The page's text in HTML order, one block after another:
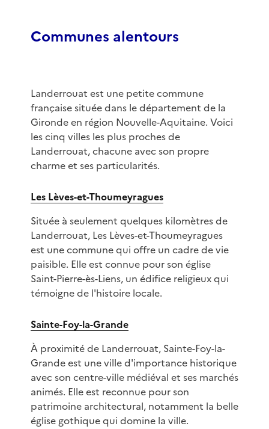
Communes alentours
Landerrouat est une petite commune
française située dans le département de la
Gironde en région Nouvelle-Aquitaine. Voici
les cinq villes les plus proches de
Landerrouat, chacune avec son propre
charme et ses particularités.
Les Lèves-et-Thoumeyragues
Située à seulement quelques kilomètres de
Landerrouat, Les Lèves-et-Thoumeyragues
est une commune qui offre un cadre de vie
paisible. Elle est connue pour son église
Saint-Pierre-ès-Liens, un édifice religieux qui
témoigne de l'histoire locale.
Sainte-Foy-la-Grande
À proximité de Landerrouat, Sainte-Foy-la-
Grande est une ville d'importance historique
avec son centre-ville médiéval et ses marchés
animés. Elle est reconnue pour son
patrimoine architectural, notamment la belle
église gothique qui domine la ville.